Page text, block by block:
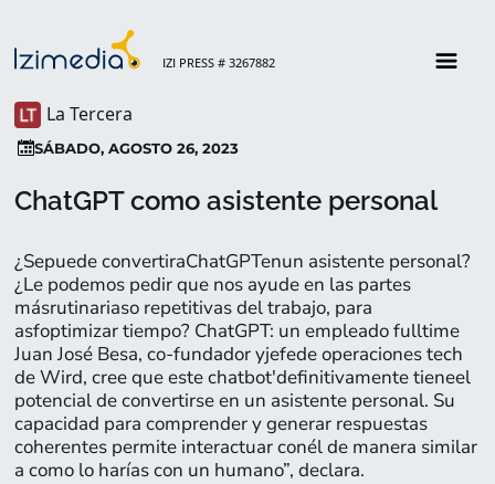
IZI PRESS # 3267882
La Tercera
SÁBADO, AGOSTO 26, 2023
ChatGPT como asistente personal
¿Sepuede convertiraChatGPTenun asistente personal?
¿Le podemos pedir que nos ayude en las partes
másrutinariaso repetitivas del trabajo, para
asfoptimizar tiempo? ChatGPT: un empleado fulltime
Juan José Besa, co-fundador yjefede operaciones tech
de Wird, cree que este chatbot'definitivamente tieneel
potencial de convertirse en un asistente personal. Su
capacidad para comprender y generar respuestas
coherentes permite interactuar conél de manera similar
a como lo harías con un humano”, declara.